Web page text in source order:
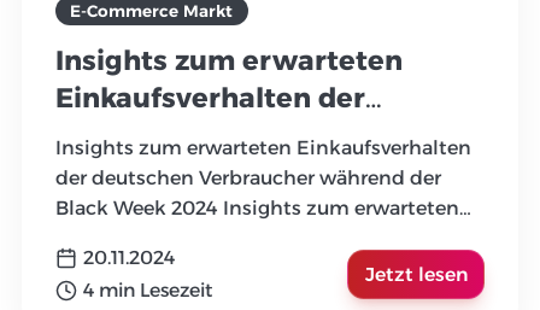
E-Commerce Markt
Insights zum erwarteten
Einkaufsverhalten der
deutschen Verbraucher
während der Black Week 2024
Insights zum erwarteten Einkaufsverhalten
der deutschen Verbraucher während der
Black Week 2024 Insights zum erwarteten
20.11.2024
4 min Lesezeit
Jetzt lesen